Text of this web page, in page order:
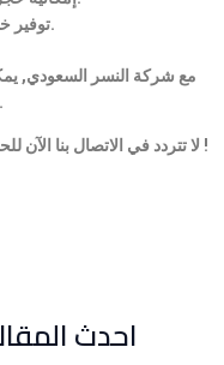
توفير خدمة عملاء ممتازة.
مع شركة النسر السعودي,
بأمان وسلامة.
لا تتردد في الاتصال بنا الآن للحصول على أفضل خدمة لنقل عفشك في جدة !
احدث